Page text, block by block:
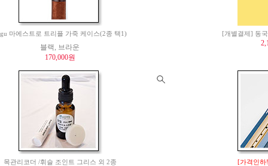
마에스트로 트리플 가죽 케이스(2종 택1)
블랙, 브라운
170,000원
[개별결제] 동
목관리코더 /휘슬 조인트 그리스 외 2종
[가격인